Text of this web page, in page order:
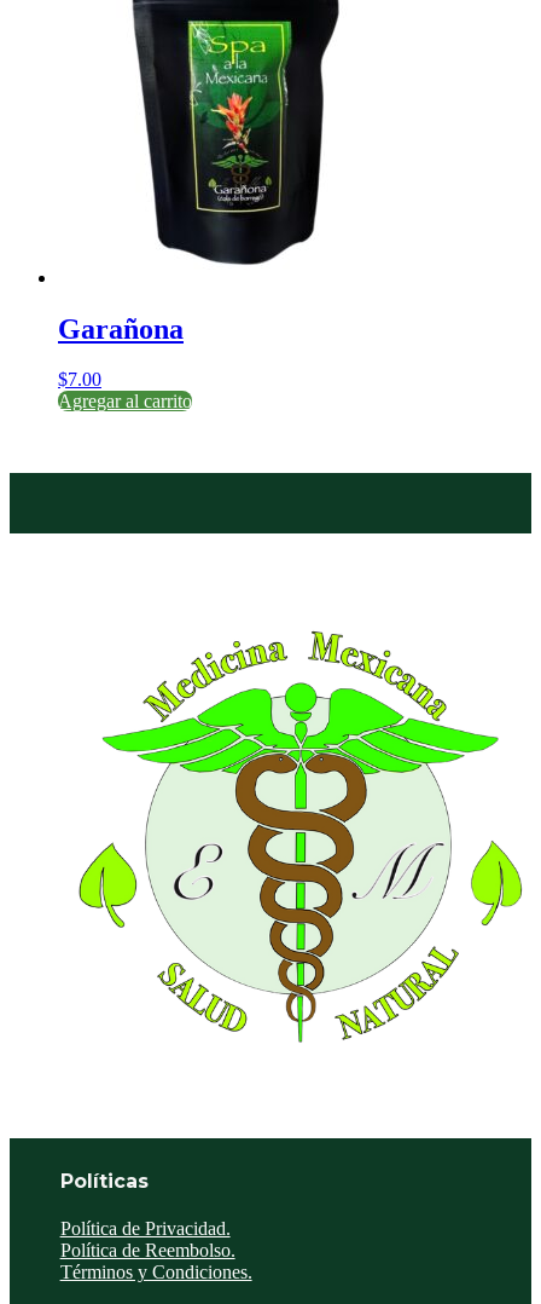
Garañona
$7.00
Agregar al carrito
Políticas
Política de Privacidad.
Política de Reembolso.
Términos y Condiciones.